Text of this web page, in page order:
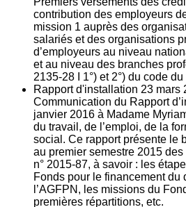
contribution des employeurs
mission 1 auprès des
salariés et des organisations
d’employeurs au niveau
et au niveau des branches
2135‐28 I 1°) et 2°) du code
Rapport d'installation 23 mars
Communication du Rapport
janvier 2016 à Madame
du travail, de l’emploi, de la
social. Ce rapport présente le
au premier semestre 2015
n° 2015-87, à savoir : les
Fonds pour le financement du
l’AGFPN, les missions du
premières répartitions, etc.